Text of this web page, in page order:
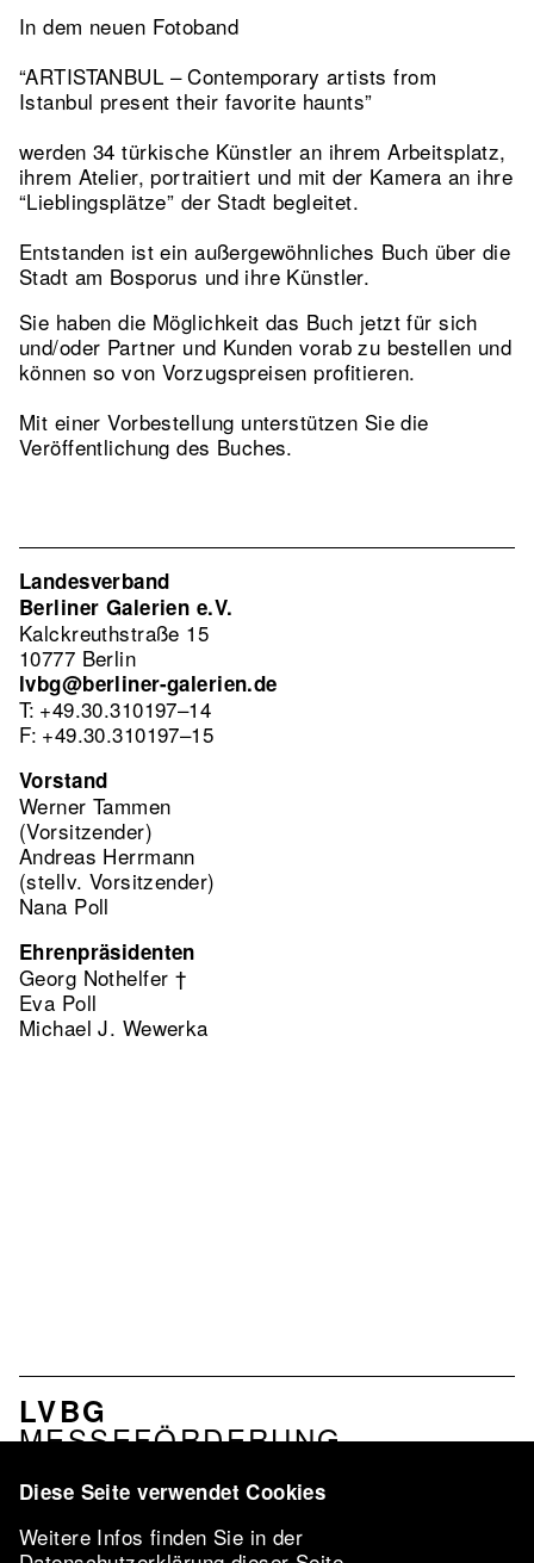
In dem neuen Fotoband
“ARTISTANBUL – Contemporary artists from
Istanbul present their favorite haunts”
werden 34 türkische Künstler an ihrem Arbeitsplatz,
ihrem Atelier, portraitiert und mit der Kamera an ihre
“Lieblingsplätze” der Stadt begleitet.
Entstanden ist ein außergewöhnliches Buch über die
Stadt am Bosporus und ihre Künstler.
Sie haben die Möglichkeit das Buch jetzt für sich
und/oder Partner und Kunden vorab zu bestellen und
können so von Vorzugspreisen profitieren.
Mit einer Vorbestellung unterstützen Sie die
Veröffentlichung des Buches.
Landesverband
Berliner Galerien e.V.
Kalckreuthstraße 15
10777 Berlin
lvbg@berliner-galerien.de
T: +49.30.310197–14
F: +49.30.310197–15
Vorstand
Werner Tammen
(Vorsitzender)
Andreas Herrmann
(stellv. Vorsitzender)
Nana Poll
Ehrenpräsidenten
Georg Nothelfer †
Eva Poll
Michael J. Wewerka
NAVIGATION
VERBAND
LVBG
MESSEFÖRDERUNG
LEISTUNGEN
NETZWERK
LVBG-
Diese Seite verwendet Cookies
Weitere Infos finden Sie in der